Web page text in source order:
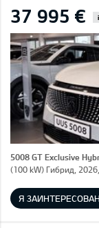
37 995 € i
5008 GT Exclusive
(100 kW) Гибрид,
Я